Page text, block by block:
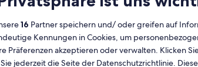
Stornierung
möglich
E-Voucher
Sofortige
Bestätigung
16 Partner speichern und/ oder greifen auf
Kennungen in Cookies, um
Präferenzen akzeptieren oder verwalten. Klicken
jederzeit die Seite der Datenschutzrichtlinie.